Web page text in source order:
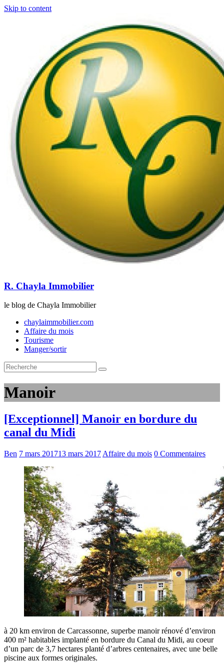
Skip to content
R. Chayla Immobilier
le blog de Chayla Immobilier
chaylaimmobilier.com
Affaire du mois
Tourisme
Manger/sortir
Manoir
[Exceptionnel] Manoir en bordure du
canal du Midi
Ben 7 mars 201713 mars 2017 Affaire du mois 0 Commentaires
à 20 km environ de Carcassonne, superbe manoir rénové d’environ
400 m² habitables implanté en bordure du Canal du Midi, au coeur
d’un parc de 3,7 hectares planté d’arbres centenaires, avec une belle
piscine aux formes originales.